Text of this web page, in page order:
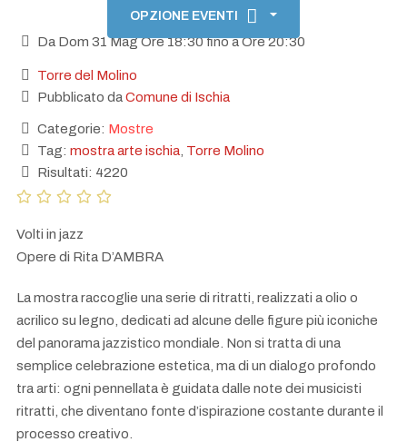
OPZIONE EVENTI
Da Dom 31 Mag Ore 18:30 fino a Ore 20:30
Torre del Molino
Pubblicato daComune di Ischia
Categorie: Mostre
Tag: mostra arte ischia Torre Molino
Risultati: 4220
Volti in jazz
Opere di Rita D’AMBRA
La mostra raccoglie una serie di ritratti, realizzati a olio o
acrilico su legno, dedicati ad alcune delle figure più iconiche
del panorama jazzistico mondiale. Non si tratta di una
semplice celebrazione estetica, ma di un dialogo profondo
tra arti: ogni pennellata è guidata dalle note dei musicisti
ritratti, che diventano fonte d’ispirazione costante durante il
processo creativo.